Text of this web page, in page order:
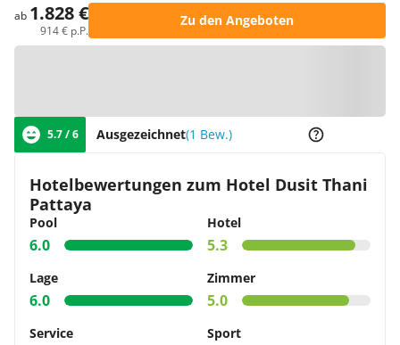
ab 1.828 €
914 € p.P.
Zu den Angeboten
5.7 / 6 Ausgezeichnet(1 Bew.)
Hotelbewertungen zum Hotel Dusit Thani
Pattaya
Pool
6.0
Hotel
5.3
Lage
6.0
Zimmer
5.0
Service Sport